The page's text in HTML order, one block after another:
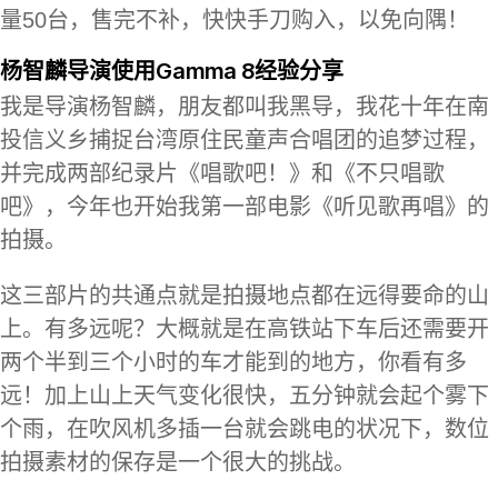
量50台，售完不补，快快手刀购入，以免向隅！
杨智麟导演使用Gamma 8经验分享
我是导演杨智麟，朋友都叫我黑导，我花十年在南
投信义乡捕捉台湾原住民童声合唱团的追梦过程，
并完成两部纪录片《唱歌吧！》和《不只唱歌
吧》，今年也开始我第一部电影《听见歌再唱》的
拍摄。
这三部片的共通点就是拍摄地点都在远得要命的山
上。有多远呢？大概就是在高铁站下车后还需要开
两个半到三个小时的车才能到的地方，你看有多
远！加上山上天气变化很快，五分钟就会起个雾下
个雨，在吹风机多插一台就会跳电的状况下，数位
拍摄素材的保存是一个很大的挑战。